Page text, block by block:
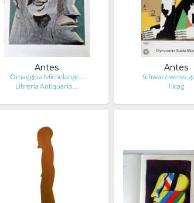
Antes
Omaggio a Michelange…
Libreria Antiquaria …
Antes
Schwarz-weiss-
Ncag